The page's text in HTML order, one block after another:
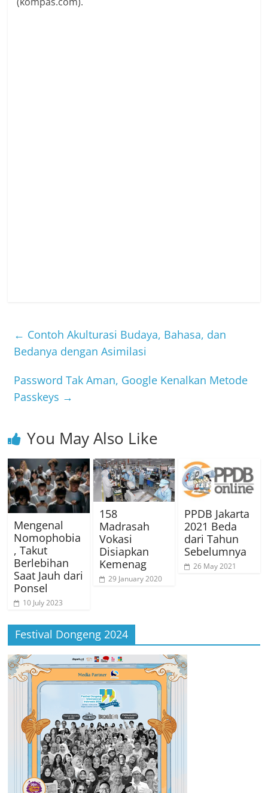
← Contoh Akulturasi Budaya, Bahasa, dan
Bedanya dengan Asimilasi
Password Tak Aman, Google Kenalkan Metode
Passkeys →
You May Also Like
Mengenal
Nomophobia
, Takut
Berlebihan
Saat Jauh dari
Ponsel
10 July 2023
158
Madrasah
Vokasi
Disiapkan
Kemenag
29 January 2020
PPDB Jakarta
2021 Beda
dari Tahun
Sebelumnya
26 May 2021
Festival Dongeng 2024